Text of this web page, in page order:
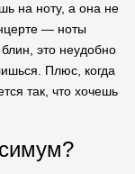
на ноту, а она не
— ноты
это неудобно
Плюс, когда
так, что хочешь